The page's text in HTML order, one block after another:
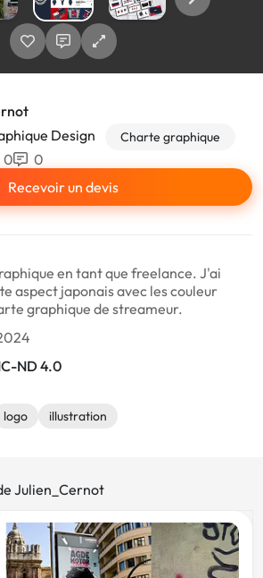
Design
Charte graphique
0
0
Recevoir un devis
en tant que freelance. J'ai
aspect japonais avec les couleur
graphique de streameur.
ND 4.0
logo illustration
Julien_Cernot